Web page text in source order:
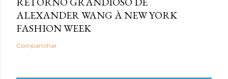
ALEXANDER WANG À NEW YORK
FASHION WEEK
Compartilhar